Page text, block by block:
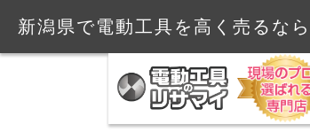
新潟県で電動工具を高く売るな